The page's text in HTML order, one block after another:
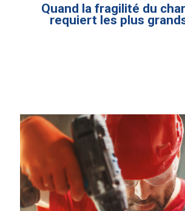
Quand la fragilité du
requiert les plus